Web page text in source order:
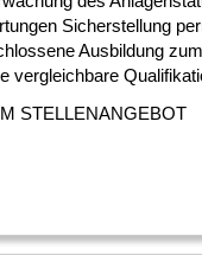
Sicherstellung
Ausbildung
vergleichbare
STELLENANGEBOT